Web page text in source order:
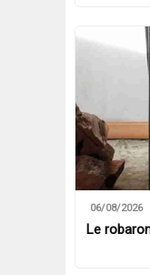
06/08/2026
Le